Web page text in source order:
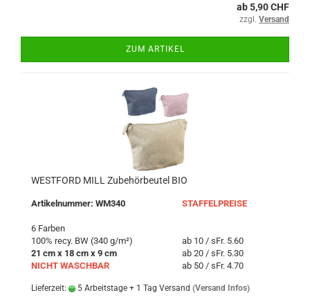
ab 5,90 CHF
zzgl. Versand
ZUM ARTIKEL
WESTFORD MILL Zubehörbeutel BIO
Artikelnummer: WM340 STAFFELPREISE
6 Farben
100% recy. BW (340 g/m²)
ab 10 / sFr. 5.60
21 cm x 18 cm x 9 cm
ab 20 / sFr. 5.30
NICHT WASCHBAR
ab 50 / sFr. 4.70
Lieferzeit: 5 Arbeitstage + 1 Tag Versand (Versand Infos)